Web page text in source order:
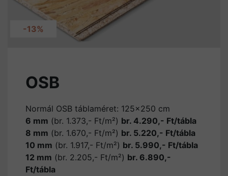
OSB
Normál OSB táblaméret: 125x250 cm
6 mm (br. 1.373,- Ft/m²) br. 4.290,- Ft/tábla
8 mm (br. 1.670,- Ft/m²) br. 5.220,- Ft/tábla
10 mm (br. 1.917,- Ft/m²) br. 5.990,- Ft/tábla
12 mm (br. 2.205,- Ft/m²) br. 6.890,-
Ft/tábla
-13%